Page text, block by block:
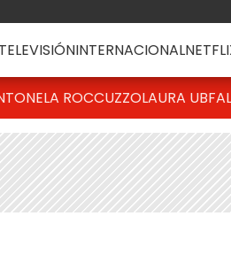
TELEVISIÓNINTERNACIONAL
ROCCUZZOLAURA UBFAL